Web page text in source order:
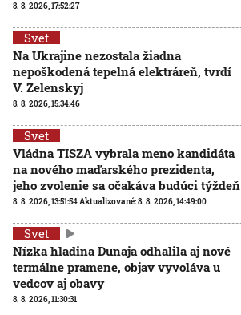
8. 8. 2026, 17:52:27
Svet
Na Ukrajine nezostala žiadna
nepoškodená tepelná elektráreň, tvrdí
V. Zelenskyj
8. 8. 2026, 15:34:46
Svet
Vládna TISZA vybrala meno kandidáta
na nového maďarského prezidenta,
jeho zvolenie sa očakáva budúci týždeň
8. 8. 2026, 13:51:54Aktualizované:8. 8. 2026, 14:49:00
Svet
Nízka hladina Dunaja odhalila aj nové
termálne pramene, objav vyvoláva u
vedcov aj obavy
8. 8. 2026, 11:30:31